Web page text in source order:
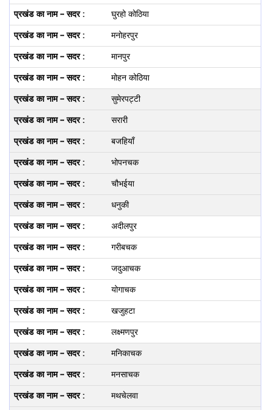
घुरहो कोठिया
मनोहरपुर
मानपुर
मोहन कोठिया
सुमेरपट्टी
सरारी
बजहियॉं
भोपनचक
चौभईया
धनुकी
अदीलपुर
गरीबचक
जदुआचक
योगाचक
खजुहटा
लक्ष्‍मणपुर
मनिकाचक
मनसाचक
मथचेलवा